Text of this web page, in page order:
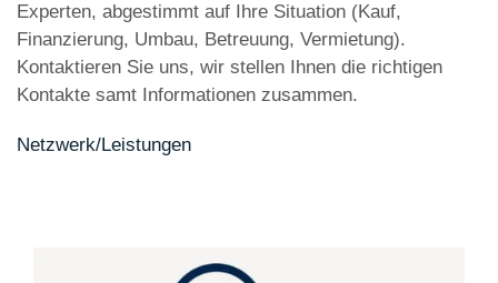
Experten, abgestimmt auf Ihre Situation (Kauf,
Finanzierung, Umbau, Betreuung, Vermietung).
Kontaktieren Sie uns, wir stellen Ihnen die richtigen
Kontakte samt Informationen zusammen.
Netzwerk/Leistungen